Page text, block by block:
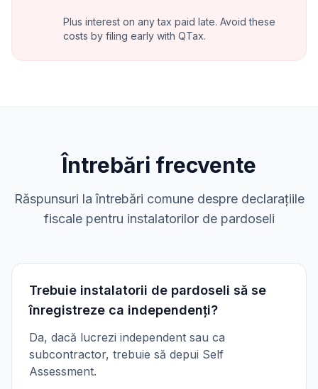
Plus interest on any tax paid late. Avoid these
costs by filing early with QTax.
Întrebări frecvente
Răspunsuri la întrebări comune despre declarațiile
fiscale pentru instalatorilor de pardoseli
Trebuie instalatorii de pardoseli să se
înregistreze ca independenți?
Da, dacă lucrezi independent sau ca
subcontractor, trebuie să depui Self
Assessment.